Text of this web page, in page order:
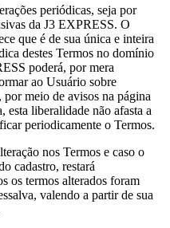
periódicas, seja por
da J3 EXPRESS. O
que é de sua única e inteira
destes Termos no domínio
poderá, por mera
ao Usuário sobre
meio de avisos na página
liberalidade não afasta a
periodicamente o Termos.
nos Termos e caso o
cadastro, restará
os termos alterados foram
valendo a partir de sua